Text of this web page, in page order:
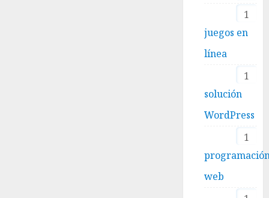
1
juegos en
línea
1
solución
WordPress
1
web